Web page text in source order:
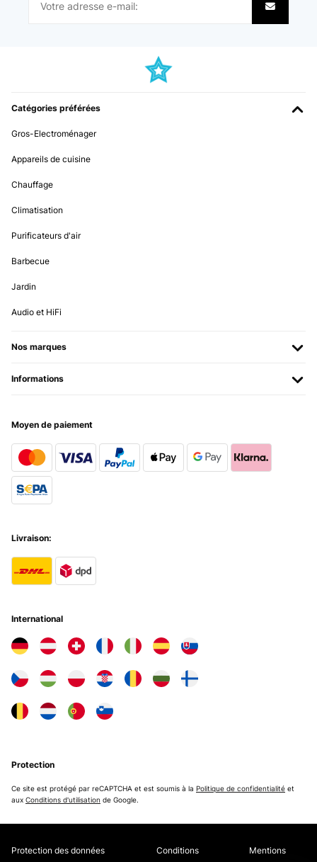
Catégories préférées
Gros-Electroménager
Appareils de cuisine
Chauffage
Climatisation
Purificateurs d'air
Barbecue
Jardin
Audio et HiFi
Nos marques
Informations
Moyen de paiement
Livraison:
International
Protection
Ce site est protégé par reCAPTCHA et est soumis à la Politique de confidentialité et
aux Conditions d'utilisation de Google.
Protection des données Conditions Mentions